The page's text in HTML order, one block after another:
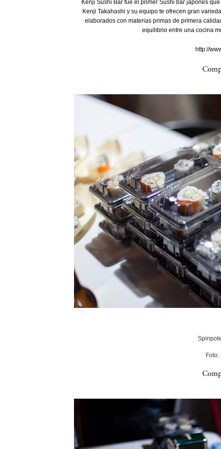
Kenji Sushi Bar fue el primer Sushi bar japonés
Kenji Takahashi y su equipo te ofrecen gran
elaborados con materias primas de primera
equilibrio entre una cocina
http://